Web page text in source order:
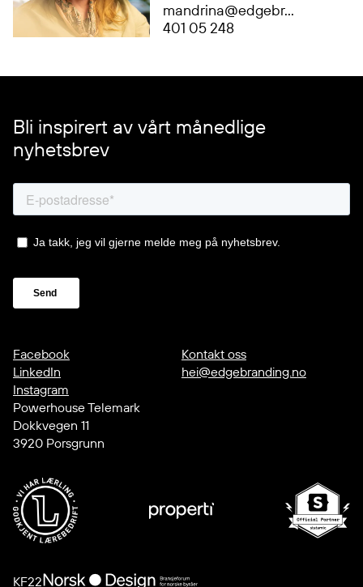
mandrina@edgebr...
401 05 248
Bli inspirert av vårt månedlige
nyhetsbrev
Facebook
LinkedIn
Instagram
Kontakt oss
hei@edgebranding.no
Powerhouse Telemark
Dokkvegen 11
3920 Porsgrunn
KF22